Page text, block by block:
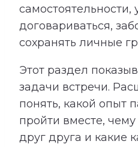
договариваться,
сохранять личные
Этот раздел
задачи встречи.
понять, какой опыт
пройти вместе,
друг друга и какие